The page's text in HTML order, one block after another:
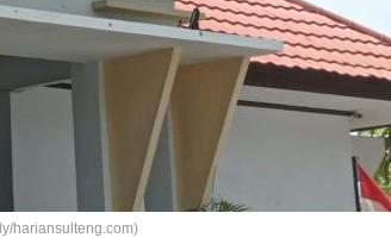
hariansulteng.com)